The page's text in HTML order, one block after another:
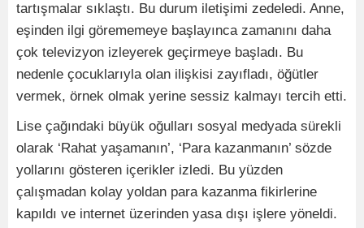
tartışmalar sıklaştı. Bu durum iletişimi zedeledi. Anne,
eşinden ilgi görememeye başlayınca zamanını daha
çok televizyon izleyerek geçirmeye başladı. Bu
nedenle çocuklarıyla olan ilişkisi zayıfladı, öğütler
vermek, örnek olmak yerine sessiz kalmayı tercih etti.
Lise çağındaki büyük oğulları sosyal medyada sürekli
olarak ‘Rahat yaşamanın’, ‘Para kazanmanın’ sözde
yollarını gösteren içerikler izledi. Bu yüzden
çalışmadan kolay yoldan para kazanma fikirlerine
kapıldı ve internet üzerinden yasa dışı işlere yöneldi.